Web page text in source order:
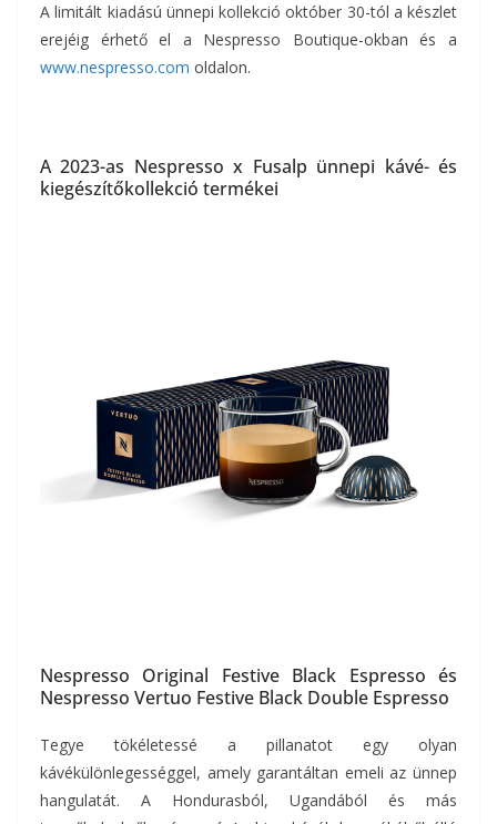
A limitált kiadású ünnepi kollekció október 30-tól a készlet
erejéig érhető el a Nespresso Boutique-okban és a
www.nespresso.com oldalon.
A 2023-as Nespresso x Fusalp ünnepi kávé- és
kiegészítőkollekció termékei
Nespresso Original Festive Black Espresso és
Nespresso Vertuo Festive Black Double Espresso
Tegye tökéletessé a pillanatot egy olyan
kávékülönlegességgel, amely garantáltan emeli az ünnep
hangulatát. A Hondurasból, Ugandából és más